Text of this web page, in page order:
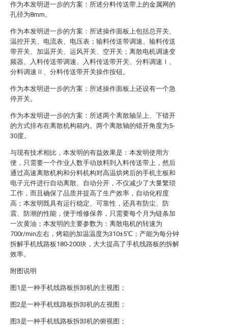
作为本发明进一步的方案：所述分料传送带上的金属网的
孔径为8mm。
作为本发明进一步的方案：所述操作面板上包括总开关、
温控开关、电流表、电压表；输料传送带调速、输料传送
带开关、加温开关、运风开关、空开关；离散电机调速变
频器、入料传送带调速、入料传送带开关、分料调速Ⅰ、
分料调速Ⅱ、分料传送带开关操作按钮。
作为本发明进一步的方案：所述操作面板上还设有一个急
停开关。
作为本发明进一步的方案：所述两个离散轴呈上、下错开
的方式排布在离散机构箱内。两个离散轴的错开角度为5-
30度。
与现有技术相比，本发明的有益效果是：本发明使用方
便，只需要一个作业人数手动放料到入料传送带上，然后
通过高速离散机构和分料机构对高温烘烤后的手机主板和
电子元件进行自动离散、自动分开，不仅减少了大量繁琐
工作，而且确保了品质并提高了生产效率，自动化程度
高；本发明既具有运行稳定、可靠性，还具有防尘、防
震、防潮的性能，便于维修保养，只需要每个月为链条加
一次黄油；本发明的主要参数为：离散电机的转速为
700r/min左右，烤箱的加温温度为310±5℃；产能为每分钟
拆解手机线路板180-200块，大大提高了手机线路板的拆解
效率。
附图说明
图1是一种手机线路板拆卸机的主视图；
图2是一种手机线路板拆卸机的左视图；
图3是一种手机线路板拆卸机的俯视图；